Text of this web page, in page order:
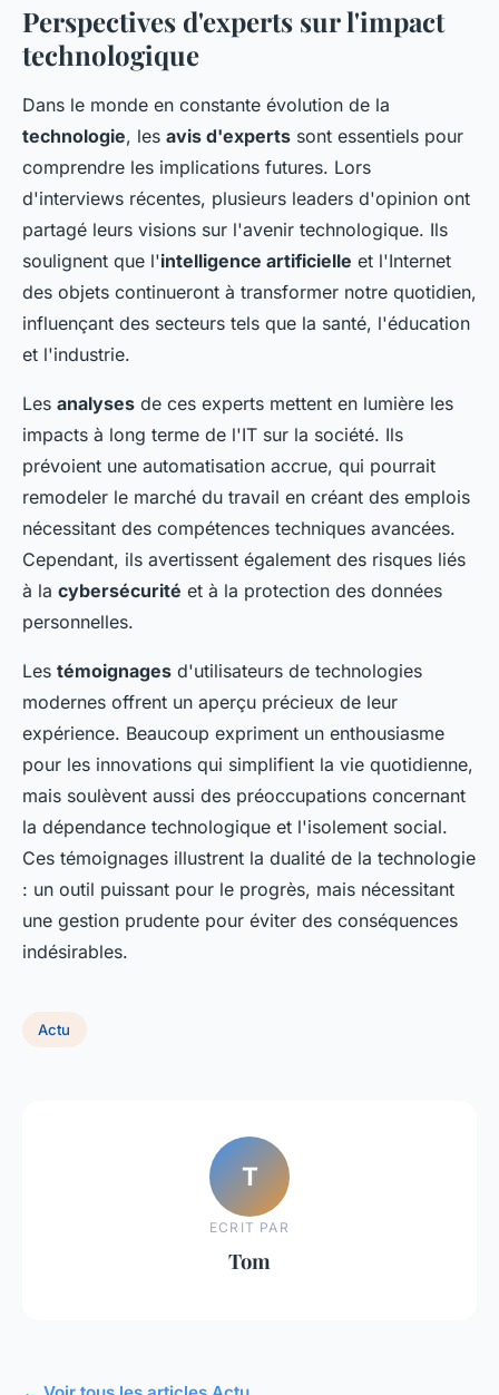
Perspectives d'experts sur l'impact
technologique
Dans le monde en constante évolution de la
technologie, les avis d'experts sont essentiels pour
comprendre les implications futures. Lors
d'interviews récentes, plusieurs leaders d'opinion ont
partagé leurs visions sur l'avenir technologique. Ils
soulignent que l'intelligence artificielle et l'Internet
des objets continueront à transformer notre quotidien,
influençant des secteurs tels que la santé, l'éducation
et l'industrie.
Les analyses de ces experts mettent en lumière les
impacts à long terme de l'IT sur la société. Ils
prévoient une automatisation accrue, qui pourrait
remodeler le marché du travail en créant des emplois
nécessitant des compétences techniques avancées.
Cependant, ils avertissent également des risques liés
à la cybersécurité et à la protection des données
personnelles.
Les témoignages d'utilisateurs de technologies
modernes offrent un aperçu précieux de leur
expérience. Beaucoup expriment un enthousiasme
pour les innovations qui simplifient la vie quotidienne,
mais soulèvent aussi des préoccupations concernant
la dépendance technologique et l'isolement social.
Ces témoignages illustrent la dualité de la technologie
: un outil puissant pour le progrès, mais nécessitant
une gestion prudente pour éviter des conséquences
indésirables.
Actu
T
ECRIT PAR
Tom